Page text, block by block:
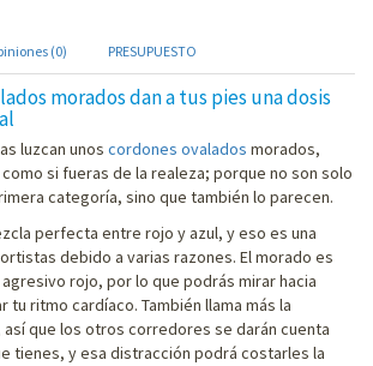
(0) PRESUPUESTO
morados dan a tus pies una dosis
luzcan unos cordones ovalados morados,
si fueras de la realeza; porque no son solo
categoría, sino que también lo parecen.
perfecta entre rojo y azul, y eso es una
debido a varias razones. El morado es
rojo, por lo que podrás mirar hacia
tu ritmo cardíaco. También llama más la
así que los otros corredores se darán cuenta
tienes, y esa distracción podrá costarles la